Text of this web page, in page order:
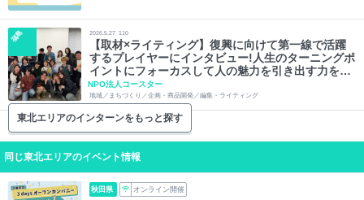
福島 2026.5.27 110
【取材×ライティング】復興に向けて第一線で活躍
するプレイヤーにインタビュー!人生のターニングポ
イントにフォーカスして人の魅力を引き出す力を身
に着けてみませんか?
NPO法人コースター
地域／まちづくり／企画・商品開発／編集・ライティング
東北エリアのインターンをもっと探す
同じ東北エリアのイベント情報
秋田県 オンライン開催